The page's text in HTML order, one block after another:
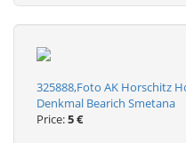
325888,Foto AK Horschitz
Denkmal Bearich Smetana
Price:5 €